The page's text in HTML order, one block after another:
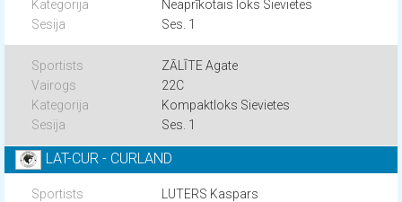
Neaprīkotais loks Sievietes
Ses. 1
ZĀLĪTE Agate
22C
Kompaktloks Sievietes
Ses. 1
LAT-CUR - CURLAND
LUTERS Kaspars